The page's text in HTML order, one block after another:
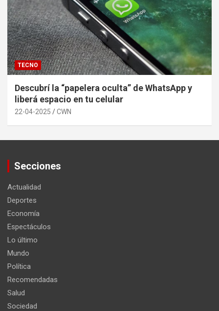
TECNO
Descubrí la “papelera oculta” de WhatsApp y
liberá espacio en tu celular
22-04-2025 CWN
Secciones
Actualidad
Deportes
Economía
Espectáculos
Lo último
Mundo
Política
Recomendadas
Salud
Sociedad